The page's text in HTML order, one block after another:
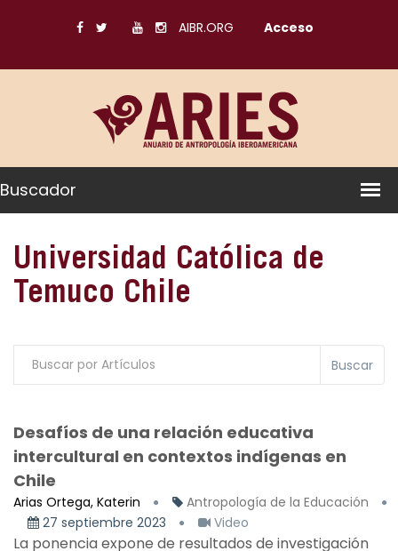
AIBR.ORG Acceso
Buscador
Universidad Católica de
Temuco Chile
Buscar
Desafíos de una relación educativa
intercultural en contextos indígenas en
Chile
Arias Ortega, Katerin
Antropología de la Educación
27 septiembre 2023
Video
La ponencia expone de resultados de investigación